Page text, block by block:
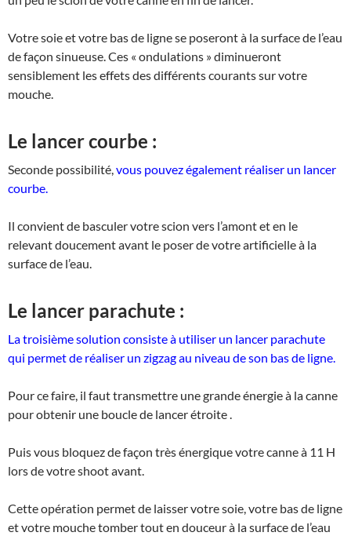
Votre soie et votre bas de ligne se poseront à la surface de l’eau
de façon sinueuse. Ces « ondulations » diminueront
sensiblement les effets des différents courants sur votre
mouche.
Le lancer courbe :
Seconde possibilité,vous pouvez également réaliser un lancer
courbe.
Il convient de basculer votre scion vers l’amont et en le
relevant doucement avant le poser de votre artificielle à la
surface de l’eau.
Le lancer parachute :
La troisième solution consiste à utiliser un lancer parachute
qui permet de réaliser un zigzag au niveau de son bas de ligne.
Pour ce faire, il faut transmettre une grande énergie à la canne
pour obtenir une boucle de lancer étroite .
Puis vous bloquez de façon très énergique votre canne à 11 H
lors de votre shoot avant.
Cette opération permet de laisser votre soie, votre bas de ligne
et votre mouche tomber tout en douceur à la surface de l’eau